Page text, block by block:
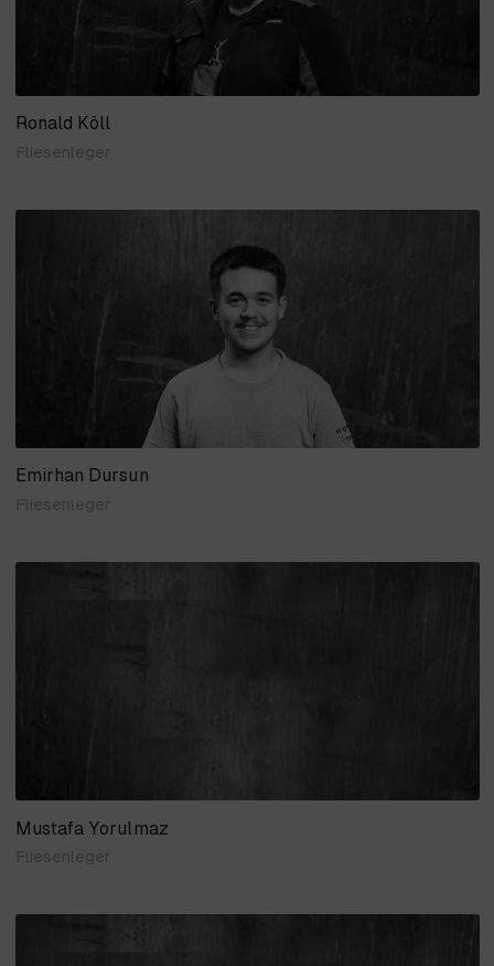
Ronald Köll
Fliesenleger
Emirhan Dursun
Fliesenleger
Mustafa Yorulmaz
Fliesenleger